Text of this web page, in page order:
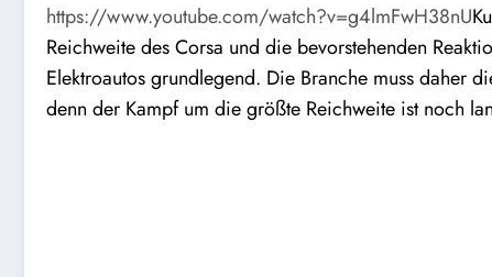
https://www.youtube.com/watch?v=g4lmFwH38nU
Reichweite des Corsa und die bevorstehenden
Elektroautos grundlegend. Die Branche muss daher
denn der Kampf um die größte Reichweite ist noch